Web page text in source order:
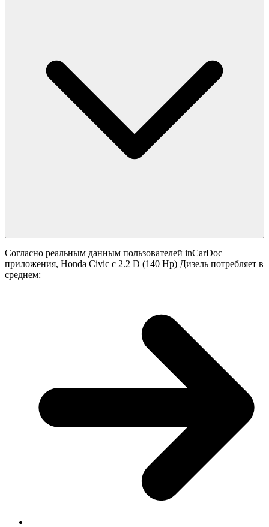
Согласно реальным данным пользователей inCarDoc
приложения, Honda Civic с 2.2 D (140 Hp) Дизель потребляет в
среднем: